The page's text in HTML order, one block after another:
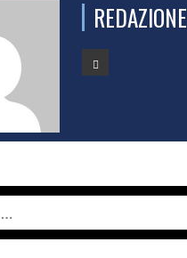
REDAZIONE